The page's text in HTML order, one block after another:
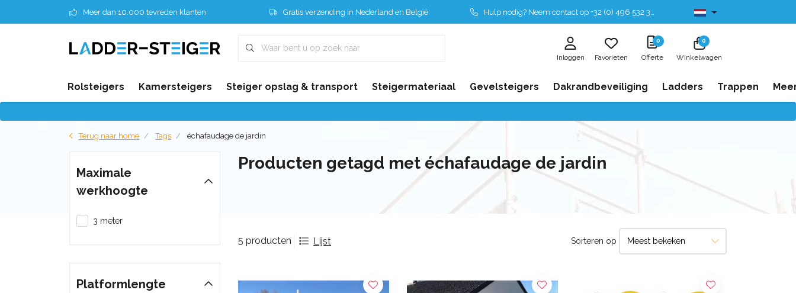
Meer dan 10.000 tevreden klanten Gratis verzending in Nederland en België Hulp nodig? Neem contact op +32 (0) 496 532 330 Leverbaar uit voorraad
Inloggen Favorieten
0
Offerte
0
Winkelwagen
Rolsteigers Kamersteigers Steiger opslag & transport Steigermateriaal Gevelsteigers Dakrandbeveiliging Ladders Trappen
Terug naar home Tags échafaudage de jardin
Producten getagd met échafaudage de jardin
5 producten Lijst Sorteren op
Maximale
werkhoogte
3 meter
Platformlengte